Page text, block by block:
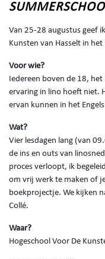
Van 25-28 augustus geef
Kunsten van Hasselt in
Voor wie?
Iedereen boven de 18,
ervaring in lino hoeft niet.
ervan kunnen in het
Wat?
Vier lesdagen lang (van
de ins en outs van
proces verloopt, ik
om vrij werk te maken of
boekprojectje. We kijken
Collé.
Waar?
Hogeschool Voor De